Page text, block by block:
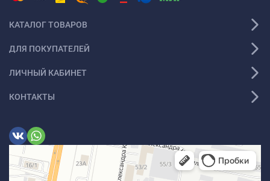
КАТАЛОГ ТОВАРОВ
ДЛЯ ПОКУПАТЕЛЕЙ
ЛИЧНЫЙ КАБИНЕТ
КОНТАКТЫ